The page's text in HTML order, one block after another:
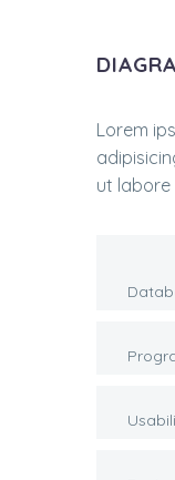
Lorem
ut labore